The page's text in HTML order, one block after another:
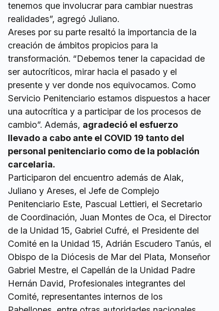
tenemos que involucrar para cambiar nuestras
realidades”, agregó Juliano.
Areses por su parte resaltó la importancia de la
creación de ámbitos propicios para la
transformación. “Debemos tener la capacidad de
ser autocríticos, mirar hacia el pasado y el
presente y ver donde nos equivocamos. Como
Servicio Penitenciario estamos dispuestos a hacer
una autocrítica y a participar de los procesos de
cambio”. Además, agradeció el esfuerzo
llevado a cabo ante el COVID 19 tanto del
personal penitenciario como de la población
carcelaria.
Participaron del encuentro además de Alak,
Juliano y Areses, el Jefe de Complejo
Penitenciario Este, Pascual Lettieri, el Secretario
de Coordinación, Juan Montes de Oca, el Director
de la Unidad 15, Gabriel Cufré, el Presidente del
Comité en la Unidad 15, Adrián Escudero Tanús, el
Obispo de la Diócesis de Mar del Plata, Monseñor
Gabriel Mestre, el Capellán de la Unidad Padre
Hernán David, Profesionales integrantes del
Comité, representantes internos de los